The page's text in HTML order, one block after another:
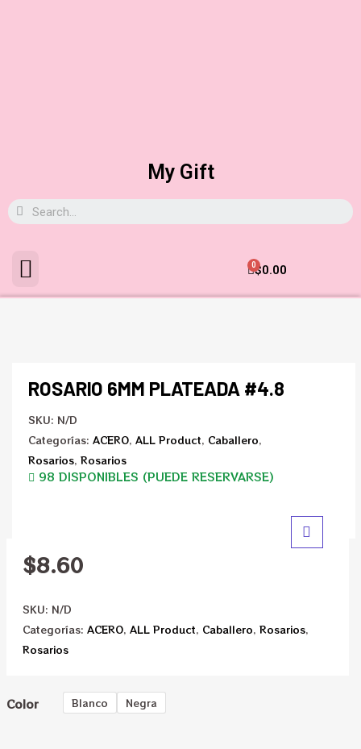
My Gift
$0.00
0
ROSARIO 6MM PLATEADA #4.8
SKU: N/D
Categorías: ACERO, ALL Product, Caballero,
Rosarios, Rosarios
98 DISPONIBLES (PUEDE RESERVARSE)
$8.60
SKU: N/D
Categorías: ACERO, ALL Product, Caballero, Rosarios,
Rosarios
Color Blanco Negra